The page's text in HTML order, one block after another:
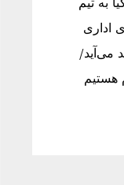
اداری
می‌آید/
هستیم